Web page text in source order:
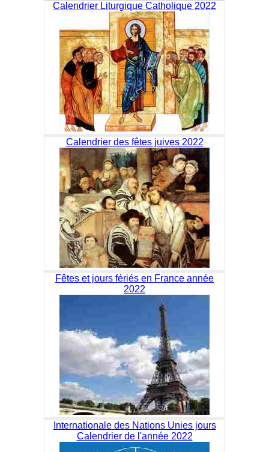
Calendrier Liturgique Catholique 2022
Calendrier des fêtes juives 2022
Fêtes et jours fériés en France année
2022
Internationale des Nations Unies jours
Calendrier de l'année 2022